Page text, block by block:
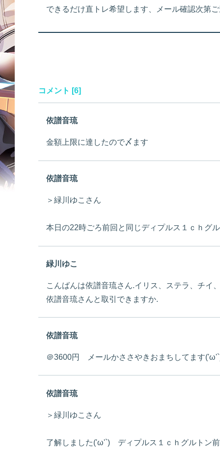
できるだけ直トレ希望します、メール確認次第
コメント [6]
依譜音琉
金額上限に達したので〆ます
依譜音琉
＞緑川ゆこさん
本日の22時ごろ前回と同じディプルス１ｃｈグ
緑川ゆこ
こんばんは依譜音琉さん.イリス、ステラ、チイ
依譜音琉さんと取引できますか.
依譜音琉
＠3600円 メールかささやきおまちしてます
依譜音琉
＞緑川ゆこさん
了解しました('ω'`) ディプルス１ｃｈグルトン